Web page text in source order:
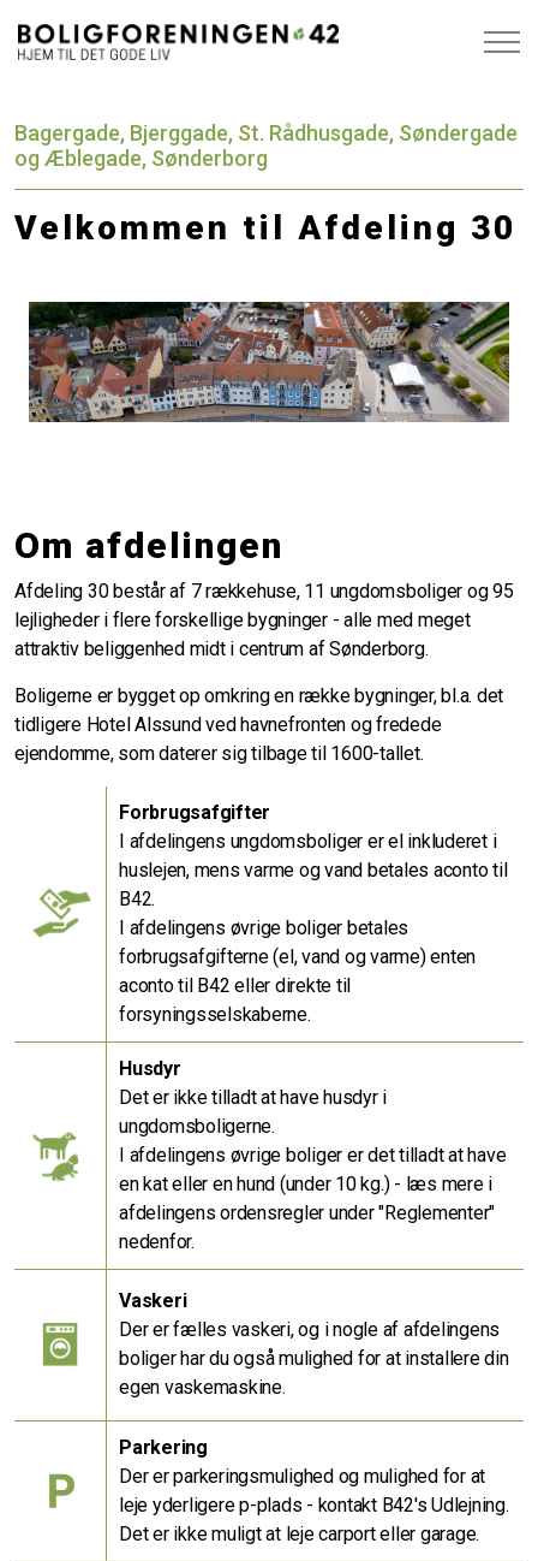
Bagergade, Bjerggade, St. Rådhusgade, Søndergade
og Æblegade, Sønderborg
Velkommen til Afdeling 30
Om afdelingen
Afdeling 30 består af 7 rækkehuse, 11 ungdomsboliger og 95
lejligheder i flere forskellige bygninger - alle med meget
attraktiv beliggenhed midt i centrum af Sønderborg.
Boligerne er bygget op omkring en række bygninger, bl.a. det
tidligere Hotel Alssund ved havnefronten og fredede
ejendomme, som daterer sig tilbage til 1600-tallet.
Forbrugsafgifter
I afdelingens ungdomsboliger er el inkluderet i
huslejen, mens varme og vand betales aconto til
B42.
I afdelingens øvrige boliger betales
forbrugsafgifterne (el, vand og varme) enten
aconto til B42 eller direkte til
forsyningsselskaberne.
Husdyr
Det er ikke tilladt at have husdyr i
ungdomsboligerne.
I afdelingens øvrige boliger er det tilladt at have
en kat eller en hund (under 10 kg.) - læs mere i
afdelingens ordensregler under "Reglementer"
nedenfor.
Vaskeri
Der er fælles vaskeri, og i nogle af afdelingens
boliger har du også mulighed for at installere din
egen vaskemaskine.
Parkering
Der er parkeringsmulighed og mulighed for at
leje yderligere p-plads - kontakt B42's Udlejning.
Det er ikke muligt at leje carport eller garage.